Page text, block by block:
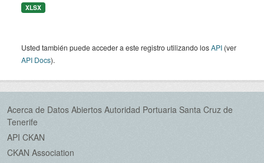
XLSX
Usted también puede acceder a este registro utilizando losAPI (ver
API Docs).
Acerca de Datos Abiertos Autoridad Portuaria Santa Cruz de
Tenerife
API CKAN
CKAN Association